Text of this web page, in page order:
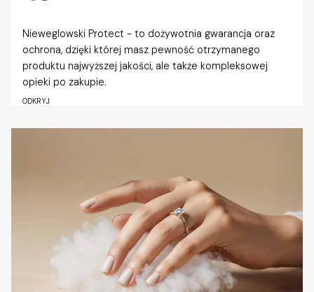
Nieweglowski Protect - to dożywotnia gwarancja oraz
ochrona, dzięki której masz pewność otrzymanego
produktu najwyższej jakości, ale także kompleksowej
opieki po zakupie.
ODKRYJ